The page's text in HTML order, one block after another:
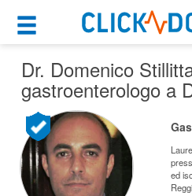
Motore di
Cerca uno
Gastroenterologo
Desio (MB)
Cosa possiamo offrirti
Per i pazienti
Prenota una visita
Ricerca specialisti
Dr. Domenico
gastroenterologo a
ed